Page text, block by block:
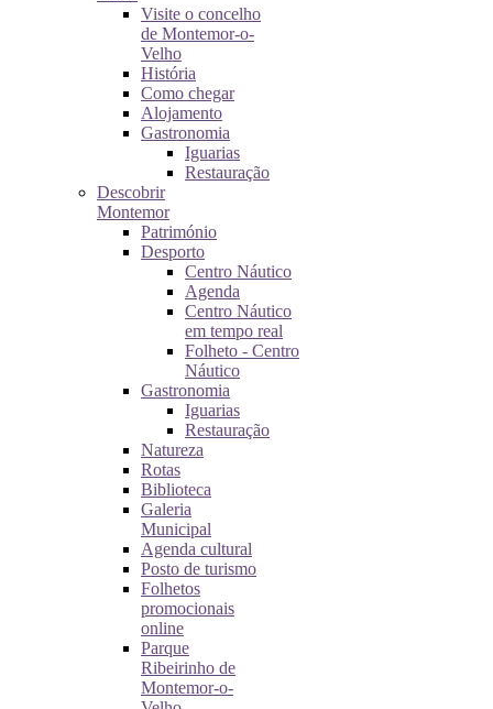
Visite o concelho
de Montemor-o-
Velho
História
Como chegar
Alojamento
Gastronomia
Iguarias
Restauração
Descobrir
Montemor
Património
Desporto
Centro Náutico
Agenda
Centro Náutico
em tempo real
Folheto - Centro
Náutico
Gastronomia
Iguarias
Restauração
Natureza
Rotas
Biblioteca
Galeria
Municipal
Agenda cultural
Posto de turismo
Folhetos
promocionais
online
Parque
Ribeirinho de
Montemor-o-